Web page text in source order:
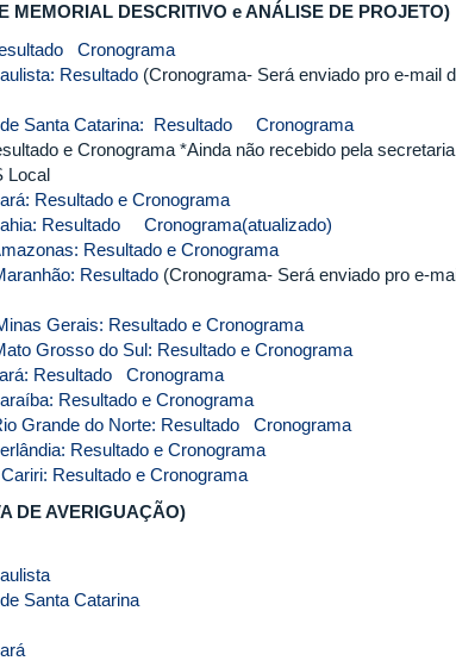
MEMORIAL DESCRITIVO e ANÁLISE DE PROJETO)
Cronograma
Resultado (Cronograma- Será enviado pro e-mail
Santa Catarina: Resultado
Cronograma
e Cronograma *Ainda não recebido pela
Local
Resultado e Cronograma
Resultado
Cronograma(atualizado)
Resultado e Cronograma
Resultado (Cronograma- Será enviado pro e-
Gerais: Resultado e Cronograma
Grosso do Sul: Resultado e Cronograma
Resultado
Cronograma
Resultado e Cronograma
Grande do Norte: Resultado
Cronograma
Resultado e Cronograma
Resultado e Cronograma
DE AVERIGUAÇÃO)
Santa Catarina